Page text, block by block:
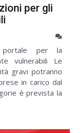
per gli
portale per la
vulnerabili Le
gravi potranno
in carico dal
è prevista la